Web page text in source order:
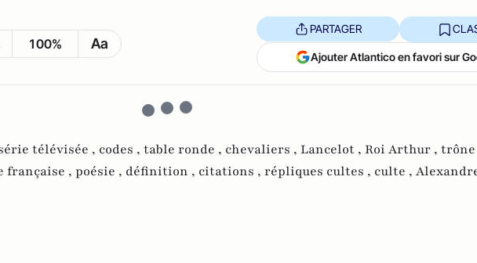
100% Aa
PARTAGER
Ajouter Atlantico en favori sur
télévisée , codes , table ronde , chevaliers , Lancelot , Roi Arthur , trône
française , poésie , définition , citations , répliques cultes , culte ,